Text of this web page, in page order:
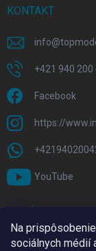
Na
sociálnych médií
KONTAKT
info@
+421 940 200
Facebook
https://
YouTube